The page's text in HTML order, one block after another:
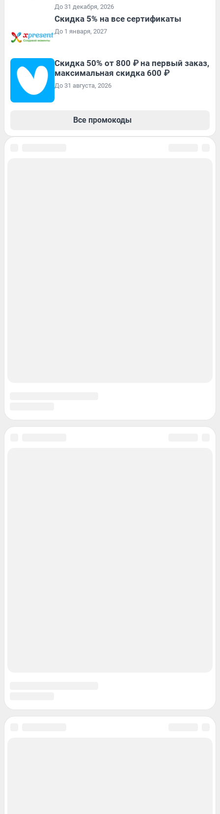
До 31 декабря, 2026
Скидка 5% на все сертификаты
До 1 января, 2027
Скидка 50% от 800 ₽ на первый заказ,
максимальная скидка 600 ₽
До 31 августа, 2026
Все промокоды